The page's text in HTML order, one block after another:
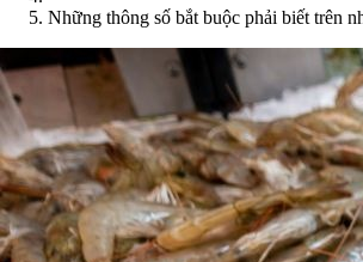
Những thông số bắt buộc phải biết trên